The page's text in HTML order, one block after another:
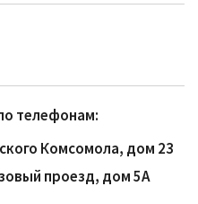
телефонам:
Комсомола, дом 23
проезд, дом 5А